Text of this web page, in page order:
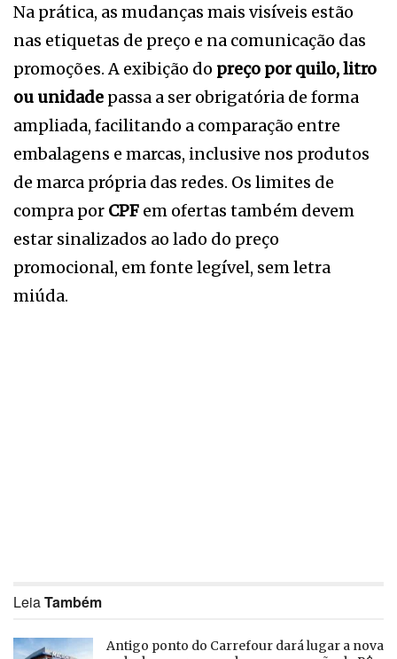
Na prática, as mudanças mais visíveis estão
nas etiquetas de preço e na comunicação das
promoções. A exibição do preço por quilo, litro
ou unidade passa a ser obrigatória de forma
ampliada, facilitando a comparação entre
embalagens e marcas, inclusive nos produtos
de marca própria das redes. Os limites de
compra por CPF em ofertas também devem
estar sinalizados ao lado do preço
promocional, em fonte legível, sem letra
miúda.
LeiaTambém
Antigo ponto do Carrefour dará lugar a nova